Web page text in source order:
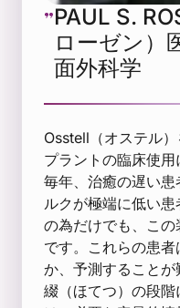
PAUL S.
ローゼン）
面外科学
Osstell（オステル
プラントの臨床使用
毎年、治癒の遅い患
ルクが極端に低い
の為だけでも、こ
です。これらの患者
か、予測すること
綴（ほてつ）の段